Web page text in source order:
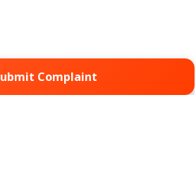
Complaint